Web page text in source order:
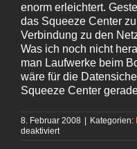
enorm erleichtert.
das Squeeze Center
Verbindung zu den
Was ich noch nicht
man Laufwerke beim
wäre für die
Squeeze Center
8. Februar 2008 | Kategorien:
deaktiviertfür